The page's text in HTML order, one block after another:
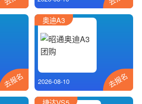
去报名
奥迪A3
2026-08-10 去报名